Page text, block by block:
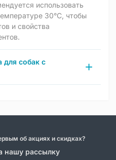
использовать
30°C, чтобы
и свойства
для собак с
об акциях и скидках?
нашу рассылку